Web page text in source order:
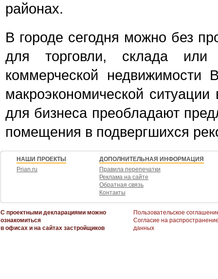
районах.
В городе сегодня можно без
для торговли, склада или
коммерческой недвижимости
макроэкономической
для бизнеса преобладают
помещения в подвергшихся
НАШИ ПРОЕКТЫ
Prian.ru
ДОПОЛНИТЕЛЬНАЯ ИНФОРМАЦИЯ
Правила перепечатки
Реклама на сайте
Обратная связь
Контакты
С проектными декларациями можно
ознакомиться
в офисах и на сайтах застройщиков
Пользовательское
Согласие на
данных